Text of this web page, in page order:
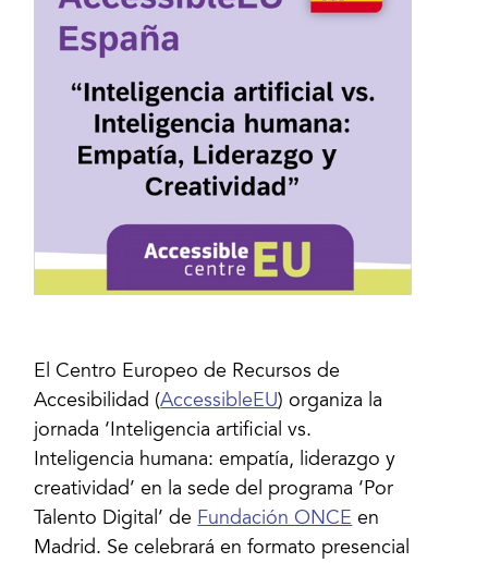
El Centro Europeo de Recursos de
Accesibilidad (AccessibleEU) organiza la
jornada ‘Inteligencia artificial vs.
Inteligencia humana: empatía, liderazgo y
creatividad’ en la sede del programa ‘Por
Talento Digital’ de Fundación ONCE en
Madrid. Se celebrará en formato presencial